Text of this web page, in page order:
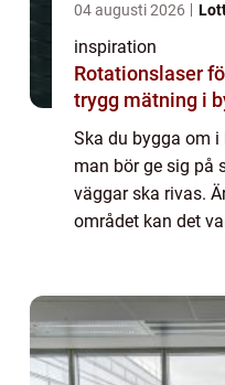
04 augusti 2026
inspiration
Rotationslaser
trygg mätning i
Ska du bygga om i
man bör ge sig på
väggar ska rivas.
området kan det